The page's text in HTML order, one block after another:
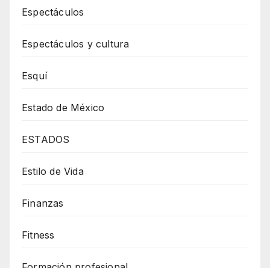
Espectáculos
Espectáculos y cultura
Esquí
Estado de México
ESTADOS
Estilo de Vida
Finanzas
Fitness